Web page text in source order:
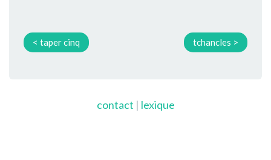
< taper cinq tchancles >
contact | lexique